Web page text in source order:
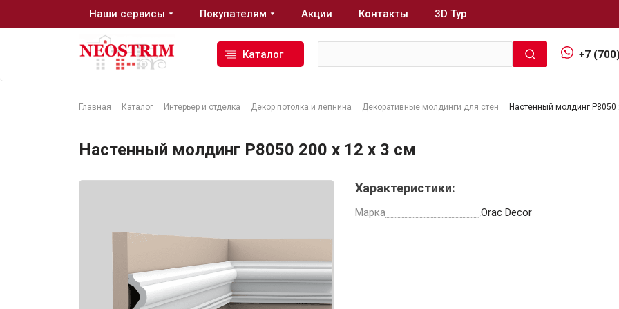
Главная Каталог Интерьер и отделка Декор потолка и лепнина Декоративные молдинги для стен Настенный молдинг P8050
Настенный молдинг P8050 200 x 12 x 3 см
Характеристики:
Марка Orac Decor
Наши сервисы Покупателям Акции Контакты 3D Тур
Каталог +7
Герметики
Клеи, жидкие гвозди